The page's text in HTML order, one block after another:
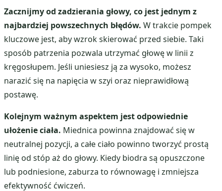
Zacznijmy od zadzierania głowy, co jest jednym z
najbardziej powszechnych błędów. W trakcie pompek
kluczowe jest, aby wzrok skierować przed siebie. Taki
sposób patrzenia pozwala utrzymać głowę w linii z
kręgosłupem. Jeśli uniesiesz ją za wysoko, możesz
narazić się na napięcia w szyi oraz nieprawidłową
postawę.
Kolejnym ważnym aspektem jest odpowiednie
ułożenie ciała. Miednica powinna znajdować się w
neutralnej pozycji, a całe ciało powinno tworzyć prostą
linię od stóp aż do głowy. Kiedy biodra są opuszczone
lub podniesione, zaburza to równowagę i zmniejsza
efektywność ćwiczeń.